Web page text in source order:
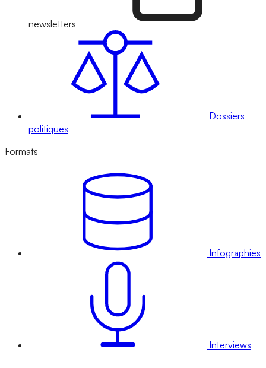
newsletters
Dossiers
politiques
Formats
Infographies
Interviews